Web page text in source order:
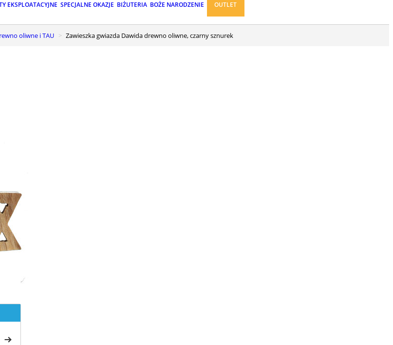
EKSPLOATACYJNE SPECJALNE OKAZJE BIŻUTERIA BOŻE NARODZENIE OUTLET
oliwne i TAU Zawieszka gwiazda Dawida drewno oliwne, czarny sznurek